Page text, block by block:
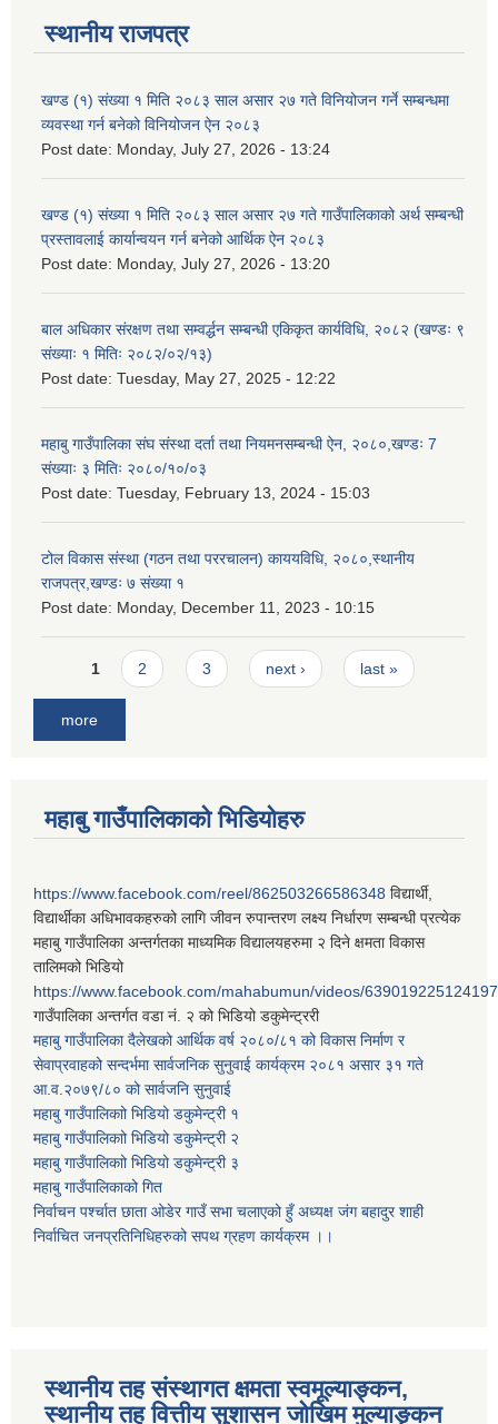
स्थानीय राजपत्र
खण्ड (१) संख्या १ मिति २०८३ साल असार २७ गते विनियोजन गर्ने सम्बन्धमा
व्यवस्था गर्न बनेको विनियोजन ऐन २०८३
Post date: Monday, July 27, 2026 - 13:24
खण्ड (१) संख्या १ मिति २०८३ साल असार २७ गते गाउँपालिकाको अर्थ सम्बन्धी
प्रस्तावलाई कार्यान्वयन गर्न बनेको आर्थिक ऐन २०८३
Post date: Monday, July 27, 2026 - 13:20
बाल अधिकार संरक्षण तथा सम्वर्द्धन सम्बन्धी एकिकृत कार्यविधि, २०८२ (खण्डः ९
संख्याः १ मितिः २०८२/०२/१३)
Post date: Tuesday, May 27, 2025 - 12:22
महाबु गाउँपालिका संघ संस्था दर्ता तथा नियमनसम्बन्धी ऐन, २०८०,खण्डः 7
संख्याः ३ मितिः २०८०/१०/०३
Post date: Tuesday, February 13, 2024 - 15:03
टोल विकास संस्था (गठन तथा पररचालन) काययविधि, २०८०,स्थानीय
राजपत्र,खण्डः ७ संख्या १
Post date: Monday, December 11, 2023 - 10:15
Pages
1 2 3 next › last »
more
महाबु गाउँपालिकाको भिडियोहरु
https://www.facebook.com/reel/862503266586348 विद्यार्थी,
विद्यार्थीका अधिभावकहरुको लागि जीवन रुपान्तरण लक्ष्य निर्धारण सम्बन्धी प्रत्येक
महाबु गाउँपालिका अन्तर्गतका माध्यमिक विद्यालयहरुमा २ दिने क्षमता विकास
तालिमको भिडियो
https://www.facebook.com/mahabumun/videos/639019225124197
गाउँपालिका अन्तर्गत वडा नं. २ को भिडियो डकुमेन्ट्ररी
महाबु गाउँपालिका दैलेखको आर्थिक वर्ष २०८०/८१ को विकास निर्माण र
सेवाप्रवाहको सन्दर्भमा सार्वजनिक सुनुवाई कार्यक्रम २०८१ असार ३१ गते
आ.व.२०७९/८० को सार्वजनि सुनुवाई
महाबु गाउँपालिकाो भिडियो डकुमेन्ट्री १
महाबु गाउँपालिकाो भिडियो डकुमेन्ट्री २
महाबु गाउँपालिकाो भिडियो डकुमेन्ट्री ३
महाबु गाउँपालिकाको गित
निर्वाचन पर्श्चात छाता ओडेर गाउँ सभा चलाएको हुँ अध्यक्ष जंग बहादुर शाही
निर्वाचित जनप्रतिनिधिहरुको सपथ ग्रहण कार्यक्रम ।।
स्थानीय तह संस्थागत क्षमता स्वमूल्याङ्कन,
स्थानीय तह वित्तीय सुशासन जोखिम मुल्याङ्कन